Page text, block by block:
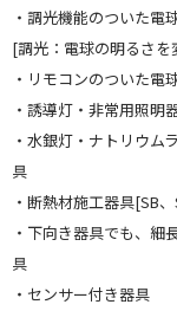
・調光機能のついた電
[調光：電球の明るさ
・リモコンのついた電
・誘導灯・非常用照明
・水銀灯・ナトリウム
具
・断熱材施工器具[SB
・下向き器具でも、細
具
・センサー付き器具